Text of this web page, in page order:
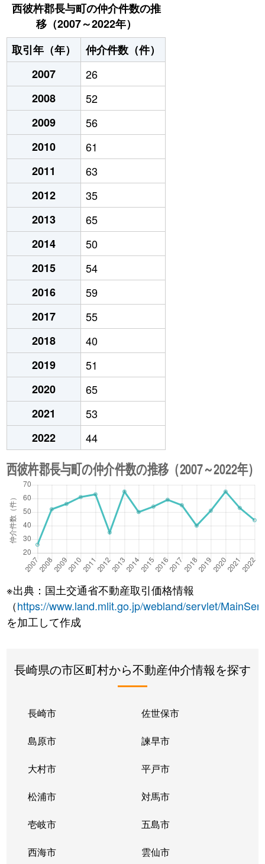
西彼杵郡長与町の仲介件数の推
移（2007～2022年）
取引年（年）
仲介件数（件）
2007
26
2008
52
2009
56
2010
61
2011
63
2012
35
2013
65
2014
50
2015
54
2016
59
2017
55
2018
40
2019
51
2020
65
2021
53
2022
44
※出典：国土交通省不動産取引価格情報
（https://www.land.mlit.go.jp/webland/servlet/
を加工して作成
長崎県の市区町村から不動産仲介情報を探す
長崎市 佐世保市
島原市 諫早市
大村市 平戸市
松浦市 対馬市
壱岐市 五島市
西海市 雲仙市